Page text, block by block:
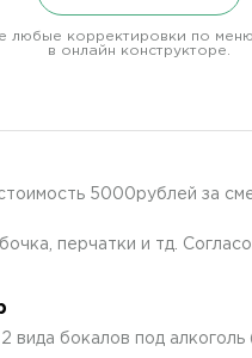
любые корректировки по
в онлайн конструкторе.
5000рублей за
перчатки и тд.
2 вида бокалов под